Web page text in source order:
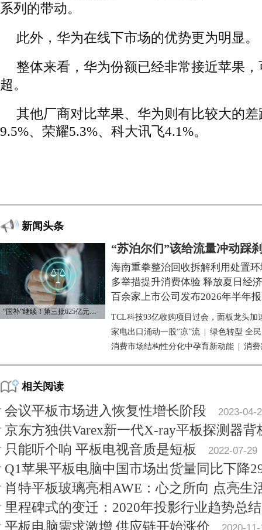
系列的带动。
此外，华为在线下市场的优势更为明显。
整体来看，华为份额已经非常接近苹果
超。
其他厂商对比苹果、华为则有比较大的
9.5%、荣耀5.3%、科大讯飞4.1%。
新闻头条
“国补”继续！第三批625亿元资金已下达
“苏泊尔们”该给流量冲动踩
海南重拳整治回收拆解利用处置
多举措提升消费体验 释放夏日经
百余家上市公司发布2026年半年报
TCL科技93亿收购项目过会，面板龙头加
家电出口涌动一股“凉”流
绿色转型 全
消费市场结构性分化中孕育新动能
消费
相关阅读
会议平板市场进入恢复性增长阶段 2023-04-
京东方独供Varex新一代X-ray平板探测器背
只能听个响 平板电视音质是短板
2022-07-29
Q1苹果平板电脑中国市场出货量同比下降
肖特平板玻璃亮相AWE：心之所向 点亮生
里程碑式的变迁：2020年投影行业趋势总结
平板电脑需求激增 供应链开始涨价